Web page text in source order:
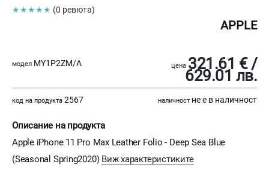
★★★★★ (0 ревюта)
APPLE
модел MY1P2ZM/A цена 321.61 € /
629.01 лв.
код на продукта 2567 наличност не е в наличност
Описание на продукта
Apple iPhone 11 Pro Max Leather Folio - Deep Sea Blue
(Seasonal Spring2020) Виж характеристиките